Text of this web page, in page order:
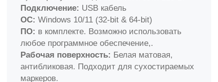
Этот комплект — отличное решение для
образовательных игр, интерактивных
презентаций и проведения учебных занятий.
Оптические датчики распознают до 10 касаний
одновременно, позволяя нескольким ученикам
работать на доске одновременно.
Рабочая поверхность интерактивной доски
оптимизирована для фронтальной проекции,